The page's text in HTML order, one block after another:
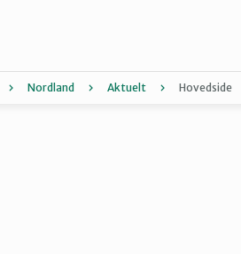
Nordland Aktuelt Hovedside